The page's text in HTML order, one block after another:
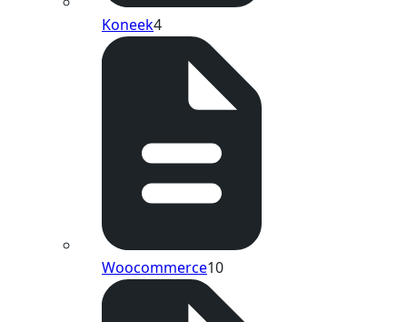
Koneek4
Woocommerce10